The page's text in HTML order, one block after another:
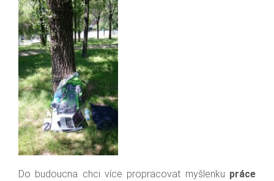
Do budoucna chci více propracovat myšlenku práce